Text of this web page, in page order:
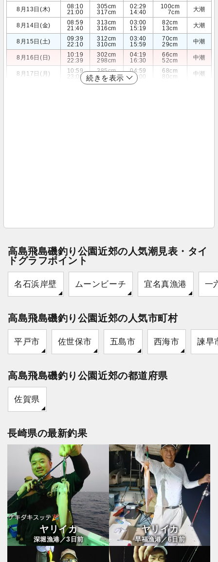
8月13日(木)
08:10
21:00
305cm
317cm
02:29
14:40
100cm
7cm
大潮
8月14日(金)
08:59
21:40
313cm
316cm
03:00
15:19
82cm
13cm
大潮
8月15日(土)
09:39
22:10
312cm
310cm
03:40
15:59
70cm
29cm
中潮
8月16日(日)
10:19
22:39
302cm
298cm
04:19
16:30
66cm
52cm
中潮
8月17日(月)
10:59
23:00
285cm
285cm
04:59
17:00
68cm
80cm
中潮
続きを表示
高島飛島磯釣り公園近郊の人気潮見表・タイ
ドグラフポイント
名石浜岸壁 ムーンビーチ 宜名真漁港 一
高島飛島磯釣り公園近郊の人気市町村
平戸市 佐世保市 五島市 西海市 諫早
高島飛島磯釣り公園近郊の都道府県
佐賀県
長崎県の最新釣果
ヤリイカ
深堀漁港／3 日前
ヤリイカ
早福漁港／6日前